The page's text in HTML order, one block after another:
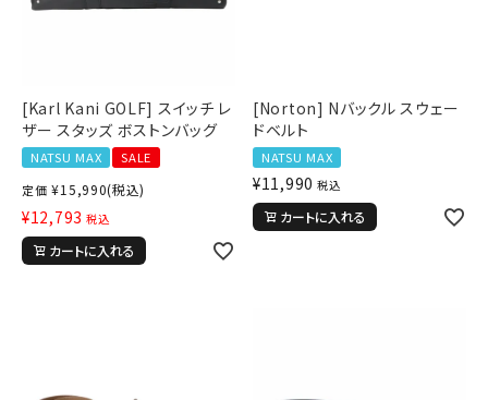
[Karl Kani GOLF] スイッチ レ
ザー スタッズ ボストンバッグ
NATSU MAX
SALE
定価 ¥15,990(税込)
¥12,793 税込
カートに入れる
[Norton] Nバックル スウェー
ドベルト
NATSU MAX
¥11,990 税込
カートに入れる